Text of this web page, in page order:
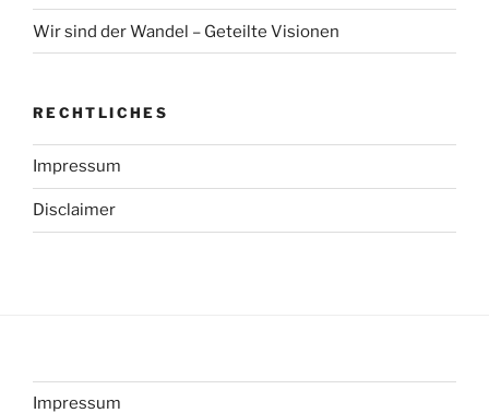
Wir sind der Wandel – Geteilte Visionen
RECHTLICHES
Impressum
Disclaimer
Impressum